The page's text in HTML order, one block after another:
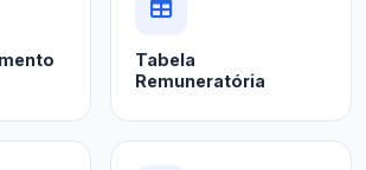
Tabela
Remuneratória